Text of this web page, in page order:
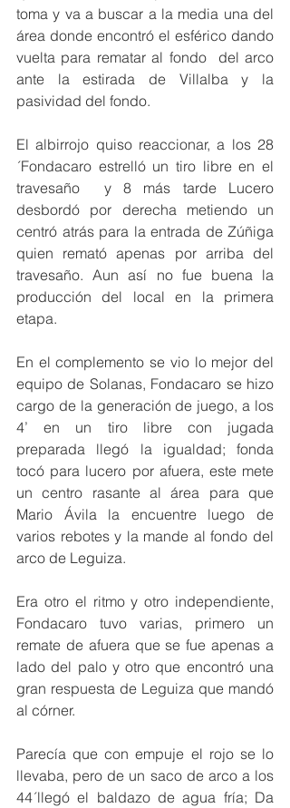
toma y va a buscar a la media una del
área donde encontró el esférico dando
vuelta para rematar al fondo  del arco
ante la estirada de Villalba y la
pasividad del fondo.
El albirrojo quiso reaccionar, a los 28
´Fondacaro estrelló un tiro libre en el
travesaño  y 8 más tarde Lucero
desbordó por derecha metiendo un
centró atrás para la entrada de Zúñiga
quien remató apenas por arriba del
travesaño. Aun así no fue buena la
producción del local en la primera
etapa.
En el complemento se vio lo mejor del
equipo de Solanas, Fondacaro se hizo
cargo de la generación de juego, a los
4’ en un tiro libre con jugada
preparada llegó la igualdad; fonda
tocó para lucero por afuera, este mete
un centro rasante al área para que
Mario Ávila la encuentre luego de
varios rebotes y la mande al fondo del
arco de Leguiza.
Era otro el ritmo y otro independiente,
Fondacaro tuvo varias, primero un
remate de afuera que se fue apenas a
lado del palo y otro que encontró una
gran respuesta de Leguiza que mandó
al córner.
Parecía que con empuje el rojo se lo
llevaba, pero de un saco de arco a los
44´llegó el baldazo de agua fría; Da